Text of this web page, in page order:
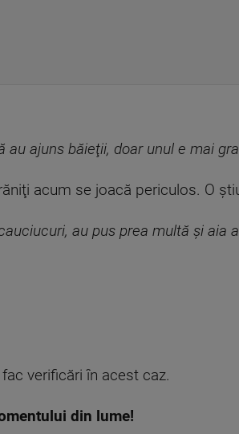
au ajuns băieţii, doar unul e mai
acum se joacă periculos. O
au pus prea multă şi aia
verificări în acest caz.
din lume!